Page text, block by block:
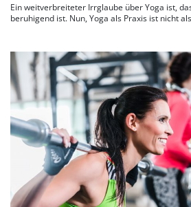
Ein weitverbreiteter Irrglaube über Yoga ist,
beruhigend ist. Nun, Yoga als Praxis ist nicht